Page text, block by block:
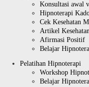
Konsultasi awal
Hipnoterapi
Cek Kesehatan
Artikel
Afirmasi Positif
Belajar
Pelatihan Hipnoterapi
Workshop
Belajar